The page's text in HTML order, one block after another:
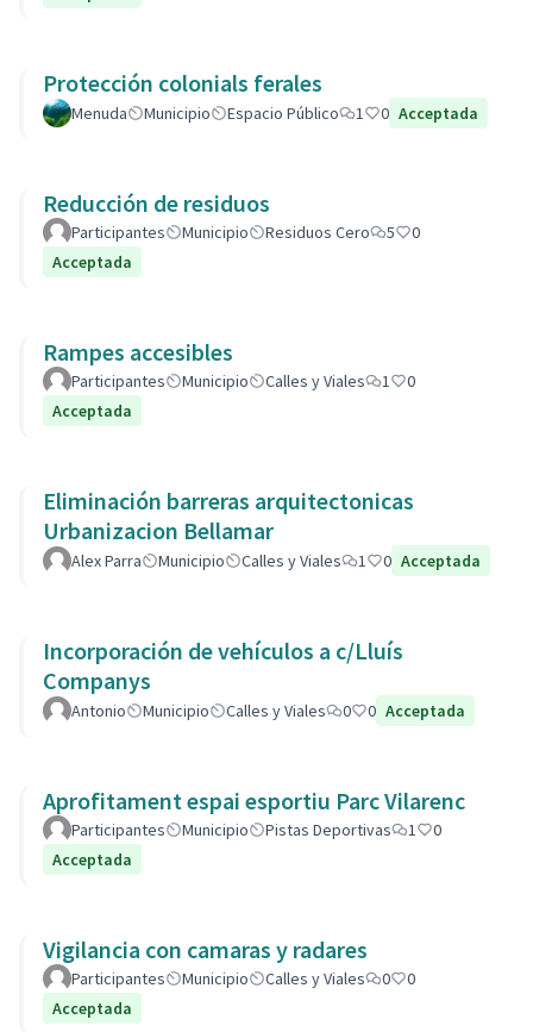
Protección colonials ferales
Menuda Municipio Espacio Público 1 0 Acceptada
Reducción de residuos
Participantes Municipio Residuos Cero 5
0
Acceptada
Rampes accesibles
Participantes Municipio Calles y Viales 1
0
Acceptada
Eliminación barreras arquitectonicas
Urbanizacion Bellamar
Alex Parra Municipio Calles y Viales 1 0 Acceptada
Incorporación de vehículos a c/Lluís
Companys
Antonio Municipio Calles y Viales 0 0 Acceptada
Aprofitament espai esportiu Parc Vilarenc
Participantes Municipio Pistas Deportivas 1
0
Acceptada
Vigilancia con camaras y radares
Participantes Municipio Calles y Viales 0
0
Acceptada